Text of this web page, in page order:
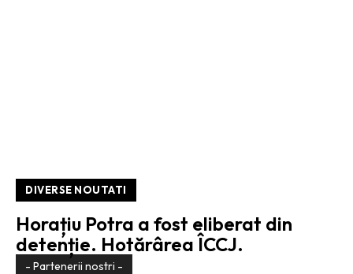
DIVERSE NOUTATI
Horațiu Potra a fost eliberat din
detenție. Hotărârea ÎCCJ.
- Partenerii nostri -